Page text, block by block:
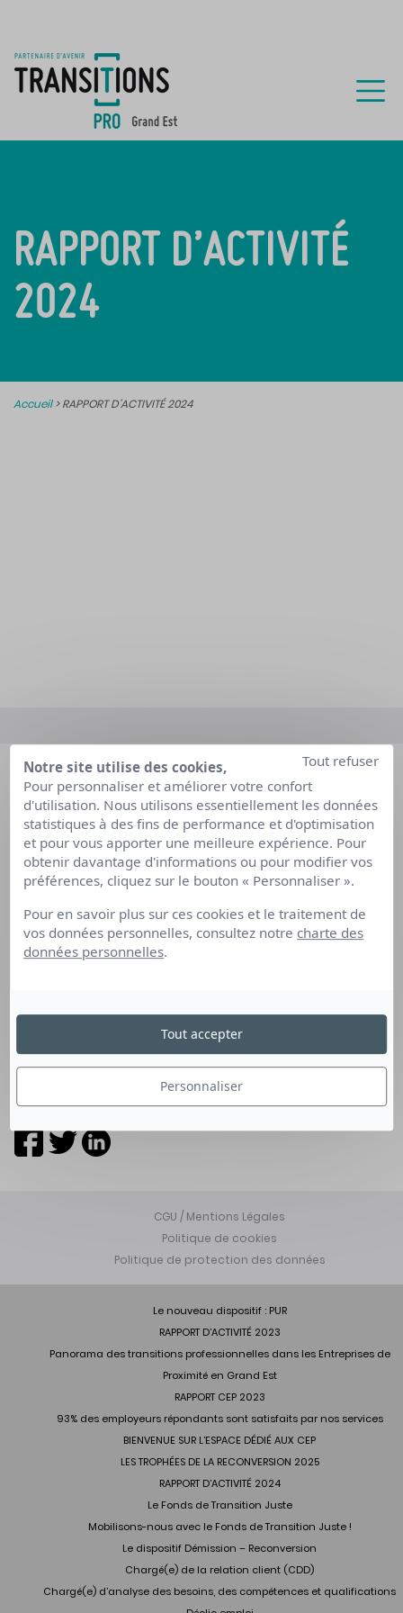
RAPPORT D’ACTIVITÉ
2024
Accueil>RAPPORT D’ACTIVITÉ 2024
Notre expertise
Nous découvrir
Rejoignez-nous
Articles de blog
Actualités
Mon espace
Retrouvez-nous sur
CGU / Mentions Légales
Politique de cookies
Politique de protection des données
Le nouveau dispositif : PUR
RAPPORT D’ACTIVITÉ 2023
Panorama des transitions professionnelles dans les Entreprises de
Proximité en Grand Est
RAPPORT CEP 2023
93% des employeurs répondants sont satisfaits par nos services
BIENVENUE SUR L’ESPACE DÉDIÉ AUX CEP
LES TROPHÉES DE LA RECONVERSION 2025
RAPPORT D’ACTIVITÉ 2024
Le Fonds de Transition Juste
Mobilisons-nous avec le Fonds de Transition Juste !
Le dispositif Démission – Reconversion
Chargé(e) de la relation client (CDD)
Chargé(e) d’analyse des besoins, des compétences et qualifications
Notre site utilise des cookies,
Pour personnaliser et améliorer votre confort
d'utilisation. Nous utilisons essentiellement les données
statistiques à des fins de performance et d'optimisation
et pour vous apporter une meilleure expérience. Pour
obtenir davantage d'informations ou pour modifier vos
préférences, cliquez sur le bouton « Personnaliser ».
Pour en savoir plus sur ces cookies et le traitement de
vos données personnelles, consultez notre charte des
données personnelles.
Personnaliser
Tout refuser
Tout accepter